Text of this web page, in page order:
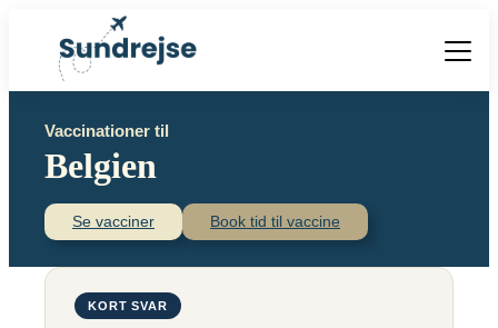
Vacciner
Vacciner
Centraleuropæisk
Destinationer
Find over 240 destinationer!
Populære destinationer
Priser
Vaccinationer til
Belgien
Se vacciner Book tid til vaccine
KORT SVAR